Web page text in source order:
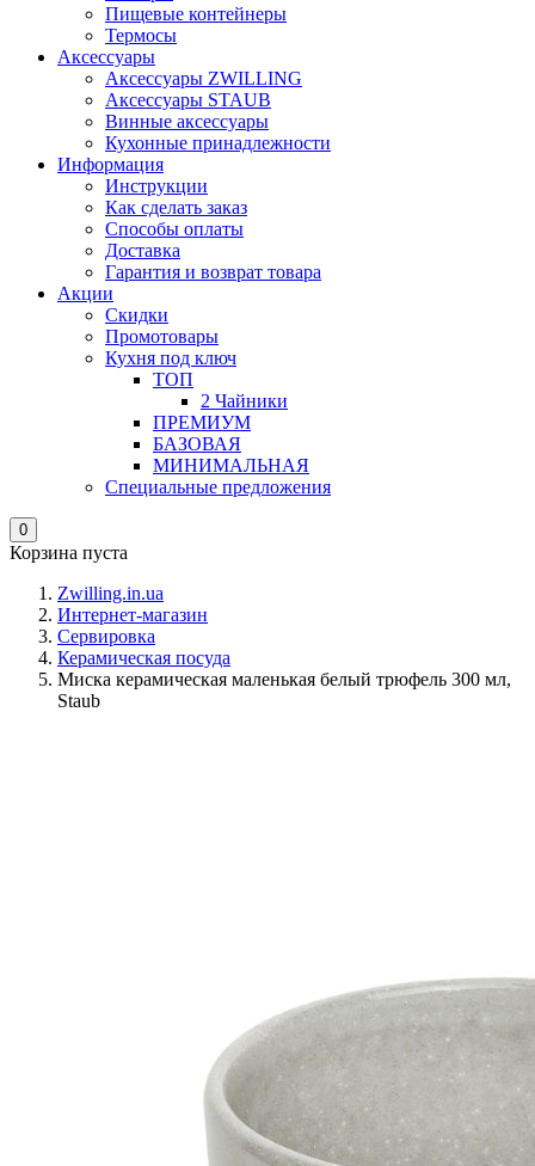
Пищевые контейнеры
Термосы
Аксессуары
Аксессуары ZWILLING
Аксессуары STAUB
Винные аксессуары
Кухонные принадлежности
Информация
Инструкции
Как сделать заказ
Способы оплаты
Доставка
Гарантия и возврат товара
Акции
Скидки
Промотовары
Кухня под ключ
ТОП
2 Чайники
ПРЕМИУМ
БАЗОВАЯ
МИНИМАЛЬНАЯ
Специальные предложения
0
Корзина пуста
Zwilling.in.ua
Интернет-магазин
Сервировка
Керамическая посуда
Миска керамическая маленькая белый трюфель 300 мл,
Staub